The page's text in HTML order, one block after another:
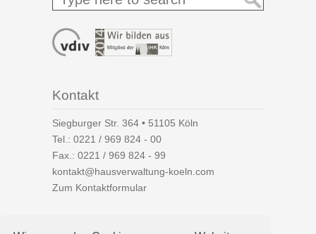
Kontakt
Siegburger Str. 364 • 51105 Köln
Tel.: 0221 / 969 824 - 00
Fax.: 0221 / 969 824 - 99
kontakt@hausverwaltung-koeln.com
Zum Kontaktformular